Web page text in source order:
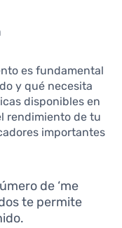
es fundamental
y qué necesita
disponibles en
rendimiento de tu
importantes
de ‘me
te permite